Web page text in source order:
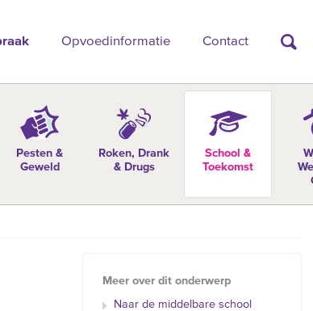
Opvoedinformatie Contact
Pesten &
Geweld
Roken, Drank
& Drugs
School &
Toekomst
Meer over dit onderwerp
Naar de middelbare school